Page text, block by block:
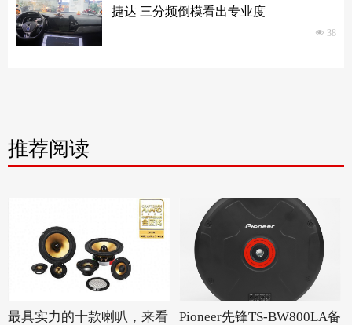
捷达 三分频倒模看出专业度
넶 38
推荐阅读
最具实力的十款喇叭，来看
Pioneer先锋TS-BW800LA备